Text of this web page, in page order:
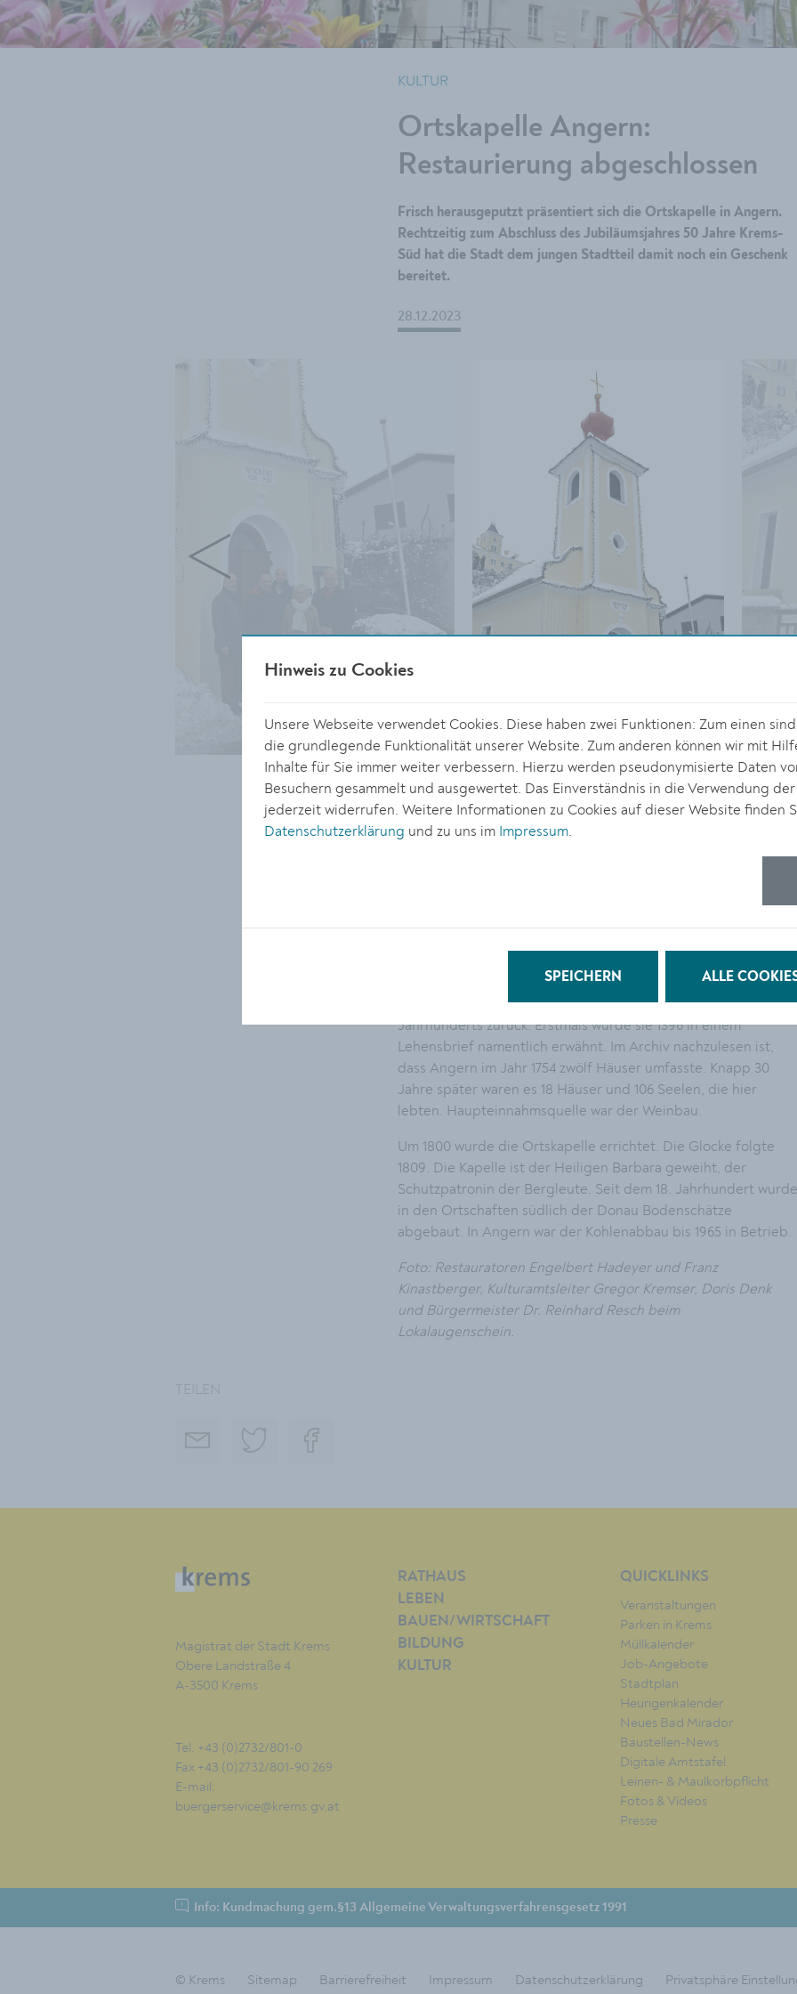
KULTUR
Ortskapelle Angern:
Restaurierung abgeschlossen
Frisch herausgeputzt präsentiert sich die Ortskapelle in Angern.
Rechtzeitig zum Abschluss des Jubiläumsjahres 50 Jahre Krems-
Süd hat die Stadt dem jungen Stadtteil damit noch ein Geschenk
bereitet.
28.12.2023
© Stadt Krems
Die Ortskapelle Angern weist einen einfachen Grundriss auf-
mit einem rechteckigen Hauptraum und einer anschließenden
aktuellen Restaurierungsarbeiten konzentrierten sich auf die
Fassade und die Turmhaube der Kapelle. Die finanziellen
Mittel haben die Stadt Krems als Eigentümerin und das
Bundesdenkmalamt bereitgestellt.
Die Geschichte der Ortschaft Angern geht bis Ende des 14.
Jahrhunderts zurück. Erstmals wurde sie 1396 in einem
Lehensbrief namentlich erwähnt. Im Archiv nachzulesen ist,
dass Angern im Jahr 1754 zwölf Häuser umfasste. Knapp 30
Jahre später waren es 18 Häuser und 106 Seelen, die hier
lebten. Haupteinnahmsquelle war der Weinbau.
Um 1800 wurde die Ortskapelle errichtet. Die Glocke folgte
1809. Die Kapelle ist der Heiligen Barbara geweiht, der
Schutzpatronin der Bergleute. Seit dem 18. Jahrhundert wurde
in den Ortschaften südlich der Donau Bodenschätze
abgebaut. In Angern war der Kohlenabbau bis 1965 in Betrieb.
Foto: Restauratoren Engelbert Hadeyer und Franz
Kinastberger, Kulturamtsleiter Gregor Kremser, Doris Denk
und Bürgermeister Dr. Reinhard Resch beim
Lokalaugenschein.
Magistrat der Stadt Krems
Obere Landstraße 4
A-3500 Krems
Tel. +43 (0)2732/801-0
Fax +43 (0)2732/801-90 269
E-mail:
buergerservice@krems.gv.at
RATHAUS
LEBEN
BAUEN/WIRTSCHAFT
BILDUNG
KULTUR
QUICKLINKS
Veranstaltungen
Parken in Krems
Müllkalender
Job-Angebote
Stadtplan
Heurigenkalender
Neues Bad Mirador
Baustellen-News
Digitale Amtstafel
Leinen- & Maulkorbpflicht
Fotos & Videos
Presse
Info: Kundmachung gem.§13 Allgemeine Verwaltungsverfahrensgesetz 1991
© Krems Sitemap Barrierefreiheit Impressum Datenschutzerklärung Privatsphäre
Hinweis zu Cookies
Unsere Webseite verwendet Cookies. Diese haben zwei Funktionen: Zum einen
die grundlegende Funktionalität unserer Website. Zum anderen können wir mit
Inhalte für Sie immer weiter verbessern. Hierzu werden pseudonymisierte Daten
Besuchern gesammelt und ausgewertet. Das Einverständnis in die Verwendung der
jederzeit widerrufen. Weitere Informationen zu Cookies auf dieser Website finden
Datenschutzerklärung und zu uns im Impressum.
SPEICHERN ALLE